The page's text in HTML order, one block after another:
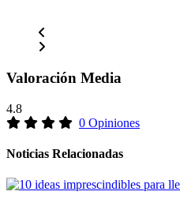
Valoración Media
4.8
0 Opiniones
Noticias Relacionadas